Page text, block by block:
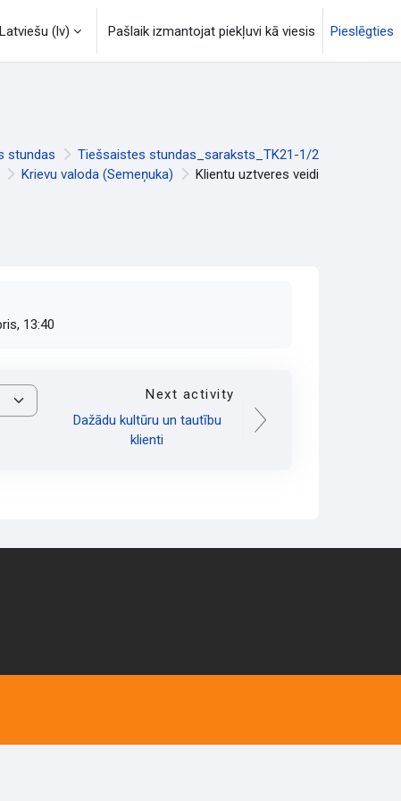
Latviešu ‎(lv)‎ Pašlaik izmantojat piekļuvi kā viesis Pieslēgties
stundas
Tiešsaistes stundas_saraksts_TK21-1/2
Krievu valoda (Semeņuka)
Klientu uztveres veidi
13:40
Next activity
Dažādu kultūru un tautību
klienti